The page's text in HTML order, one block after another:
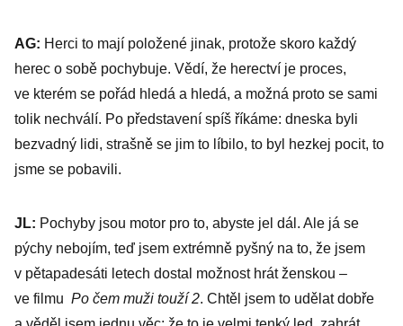
AG: Herci to mají položené jinak, protože skoro každý
herec o sobě pochybuje. Vědí, že herectví je proces,
ve kterém se pořád hledá a hledá, a možná proto se sami
tolik nechválí. Po představení spíš říkáme: dneska byli
bezvadný lidi, strašně se jim to líbilo, to byl hezkej pocit, to
jsme se pobavili.
JL: Pochyby jsou motor pro to, abyste jel dál. Ale já se
pýchy nebojím, teď jsem extrémně pyšný na to, že jsem
v pětapadesáti letech dostal možnost hrát ženskou –
ve filmu Po čem muži touží 2. Chtěl jsem to udělat dobře